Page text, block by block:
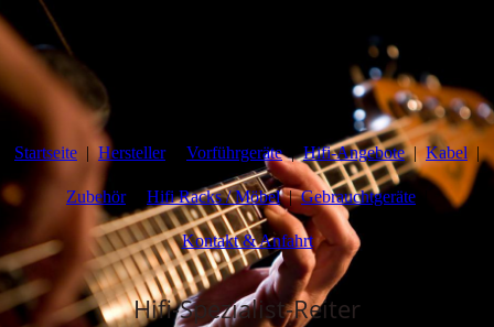
Startseite Hersteller Vorführgeräte Hifi-Angebote Kabel
Zubehör Hifi Racks / Möbel Gebrauchtgeräte
Kontakt & Anfahrt
Hifi-Spezialist-Reiter